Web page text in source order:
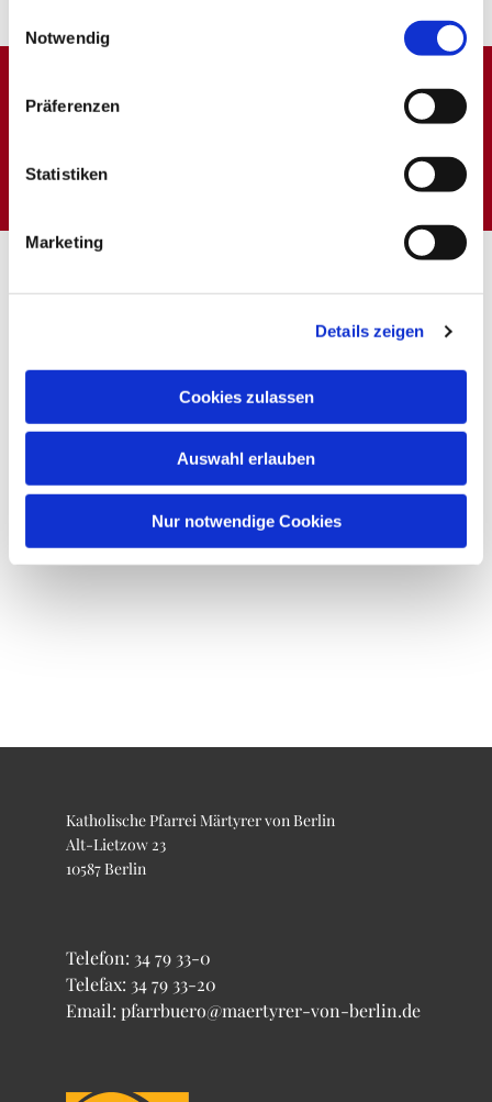
Notwendig
Präferenzen
Statistiken
Marketing
Details zeigen
Cookies zulassen
Auswahl erlauben
Nur notwendige Cookies
Dies könnte Sie auch
Katholische Pfarrei Märtyrer von Berlin
Alt-Lietzow 23
10587 Berlin
Telefon: 34 79 33-0
Telefax: 34 79 33-20
Email: pfarrbuero@maertyrer-von-berlin.de